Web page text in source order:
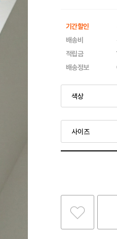
기간할인
배송비
적립금
배송정보